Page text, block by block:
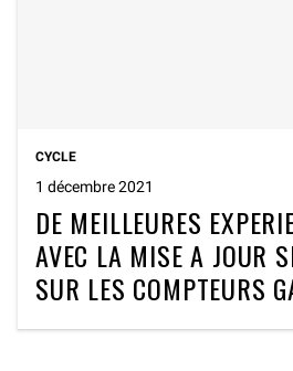
CYCLE
1 décembre 2021
DE MEILLEURES
AVEC LA MISE A JOUR
SUR LES COMPTEURS